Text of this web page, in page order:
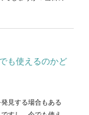
も使えるのかど
見する場合もある